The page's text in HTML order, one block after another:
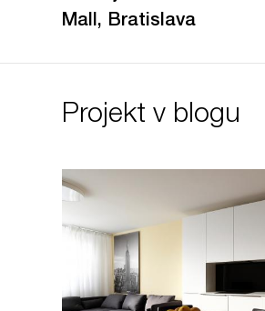
Mall, Bratislava
Projekt v blogu